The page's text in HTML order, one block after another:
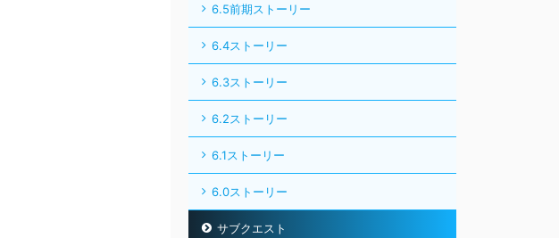
6.5前期ストーリー
6.4ストーリー
6.3ストーリー
6.2ストーリー
6.1ストーリー
6.0ストーリー
サブクエスト